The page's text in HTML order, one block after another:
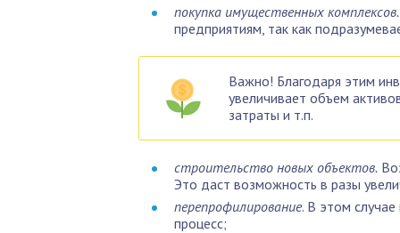
покупка имущественных комплексов.
предприятиям, так как
Важно! Благодаря этим
увеличивает объем
затраты и т.п.
строительство новых объектов.
Это даст возможность в разы
перепрофилирование. В этом
процесс;